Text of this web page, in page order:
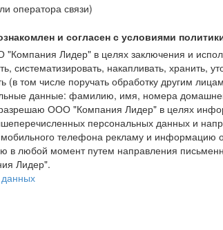
оператора связи)
и согласен с условиями
Лидер" в целях заключения и
систематизировать, накапливать, хранить,
(в том числе поручать обработку другим
данные: фамилию, имя, номера
ООО "Компания Лидер" в целях
персональных данных и
телефона рекламу и информацию о
в любой момент путем направления
Лидер".